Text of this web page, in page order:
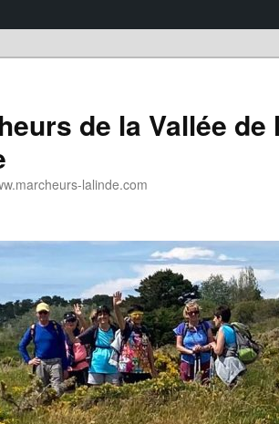
de la Vallée de
lalinde.com